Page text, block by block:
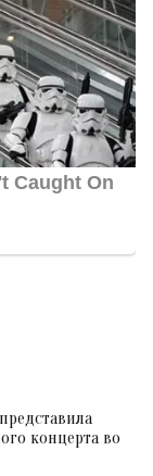
концерта во